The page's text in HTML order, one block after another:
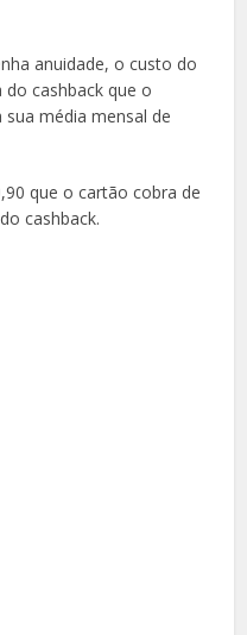
anuidade, o custo do
cashback que o
média mensal de
que o cartão cobra de
cashback.